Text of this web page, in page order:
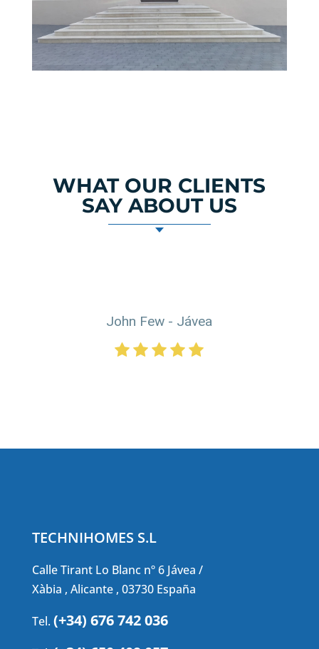
WHAT OUR CLIENTS
SAY ABOUT US
John Few - Jávea
TECHNIHOMES S.L
Calle Tirant Lo Blanc nº 6 Jávea /
Xàbia , Alicante , 03730 España
Tel. (+34) 676 742 036